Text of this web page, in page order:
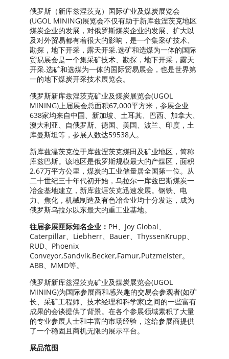
俄罗斯（新库兹涅茨克）国际矿业及煤炭展览会
(UGOL MINING)展览会不仅有助于新库兹涅茨克地区
煤炭企业的发展，对俄罗斯煤炭企业的发展、扩大以
及对外贸易都有着很大的影响，是一个集采矿技术、
勘探，地下开采，露天开采.选矿和选煤为一体的国际
贸易展会是一个集采矿技术、勘探，地下开采，露天
开采.选矿和选煤为一体的国际贸易展会，也是世界第
一的地下煤炭开采技术展览会。
俄罗斯新库兹涅茨克矿业及煤炭展览会(UGOL
MINING)上届展会总面积67,000平方米，参展企业
638家均来自中国、新加坡、土耳其、巴西、加拿大、
澳大利亚、自俄罗斯、德国、美国、波兰、印度，土
库曼斯坦等，参展人数达59538人。
新库兹湟茨克位于库兹涅茨克煤田及矿业地区，简称
库兹巴斯。该地区是俄罗斯规模最大的产煤区，面积
2.67万平方公里，煤炭的工业储量居全国第一位。从
二十世纪三十年代初开始，乌拉尔一库兹巴斯煤炭一
冶金基地建立，新库兹涯茨克迅速发展。钢铁、电
力、焦化，机械制造及有色冶金业均十分发达，成为
俄罗斯乌拉尔以东最大的重工业基地。
往届参展匣际知名企业： PH、Joy Global、
Caterpillar、Liebherr、Bauer、ThyssenKrupp、
RUD、Phoenix
Conveyor,Sandvik.Becker,Famur,Putzmeister。
ABB、MMD等。
俄罗斯新库兹涅茨克矿业及煤炭展览会(UGOL
MINING)为国际参展商和感兴趣的交易会参观者(如矿
长、采矿工程师、技术经理和科学家)之间的一些富有
成果的会谈提供了背景。在各个参展领域素积了大量
的专业参展人士和丰富的市场经验，这给参展商提供
了一个稳固且商机无限的展示平台。
展品范围